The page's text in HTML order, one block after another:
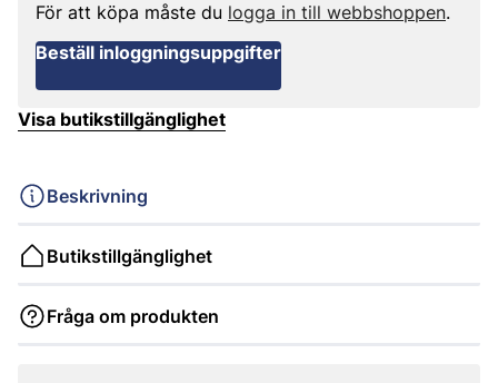
För att köpa måste du logga in till webbshoppen.
Beställ inloggningsuppgifter
Visa butikstillgänglighet
Beskrivning
Butikstillgänglighet
Fråga om produkten